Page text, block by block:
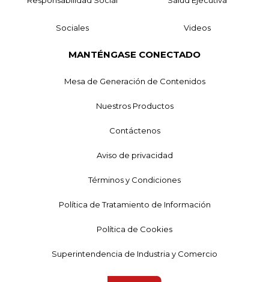
Sociales Videos
MANTÉNGASE CONECTADO
Mesa de Generación de Contenidos
Nuestros Productos
Contáctenos
Aviso de privacidad
Términos y Condiciones
Política de Tratamiento de Información
Política de Cookies
Superintendencia de Industria y Comercio